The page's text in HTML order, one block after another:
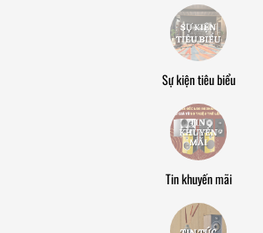
Sự kiện tiêu biểu
Tin khuyến mãi